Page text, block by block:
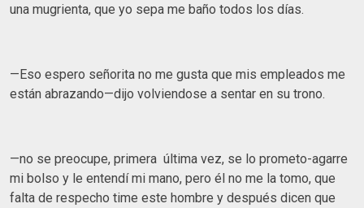
una mugrienta, que yo sepa me baño todos los días.
—Eso espero señorita no me gusta que mis empleados me
están abrazando—dijo volviendose a sentar en su trono.
—no se preocupe, primera última vez, se lo prometo-agarre
mi bolso y le entendí mi mano, pero él no me la tomo, que
falta de respecho time este hombre y después dicen que